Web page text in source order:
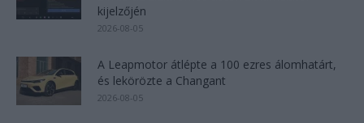
kijelzőjén
2026-08-05
A Leapmotor átlépte a 100 ezres álomhatárt,
és lekörözte a Changant
2026-08-05